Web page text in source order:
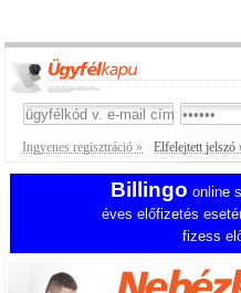
Ingyenes regisztráció » Elfelejtett jelszó
Billingo online
éves előfizetés
fizess